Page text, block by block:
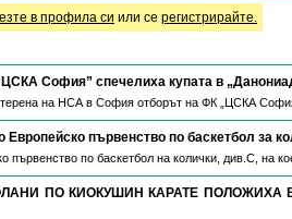
в профила си или се регистрирайте.
София” спечелиха купата в
на НСА в София отборът на ФК „ЦСКА
Европейско първенство по баскетбол за
първенство по баскетбол на колички, див.С, на
ПО КИОКУШИН КАРАТЕ ПОЛОЖИХА